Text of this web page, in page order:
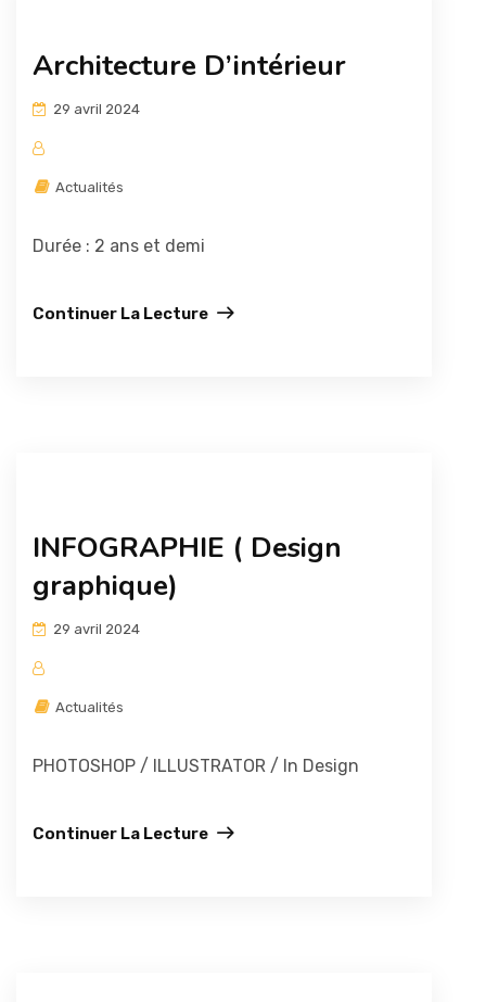
Architecture D’intérieur
29 avril 2024
Actualités
Durée : 2 ans et demi
Continuer La Lecture
INFOGRAPHIE ( Design
graphique)
29 avril 2024
Actualités
PHOTOSHOP / ILLUSTRATOR / In Design
Continuer La Lecture